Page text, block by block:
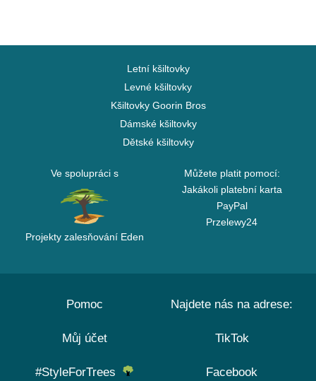
Letní kšiltovky
Levné kšiltovky
Kšiltovky Goorin Bros
Dámské kšiltovky
Dětské kšiltovky
Ve spolupráci s
Projekty zalesňování Eden
Můžete platit pomocí:
Jakákoli platební karta
PayPal
Przelewy24
Pomoc
Můj účet
#StyleForTrees
Najdete nás na adrese:
TikTok
Facebook